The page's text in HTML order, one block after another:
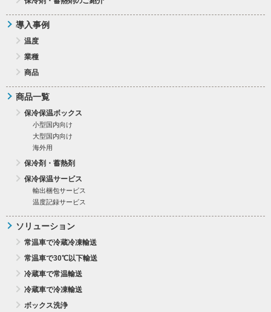
導入事例
温度
業種
商品
商品一覧
保冷保温ボックス
小型国内向け
大型国内向け
海外用
保冷剤・蓄熱剤
保冷保温サービス
輸出梱包サービス
温度記録サービス
ソリューション
常温車で冷蔵冷凍輸送
常温車で30℃以下輸送
冷蔵車で常温輸送
冷蔵車で冷凍輸送
ボックス洗浄